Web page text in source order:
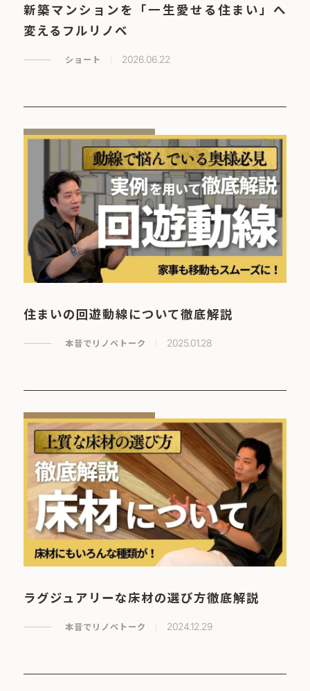
新築マンションを「一生愛せる住まい」へ
変えるフルリノベ
ショート 2026.06.22
住まいの回遊動線について徹底解説
本音でリノベトーク 2025.01.28
ラグジュアリーな床材の選び方徹底解説
本音でリノベトーク 2024.12.29